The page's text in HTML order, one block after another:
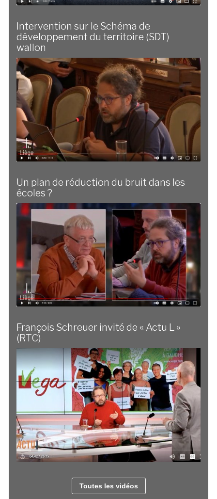
Intervention sur le Schéma de
développement du territoire (SDT)
wallon
Un plan de réduction du bruit dans les
écoles ?
François Schreuer invité de « Actu L »
(RTC)
Toutes les vidéos